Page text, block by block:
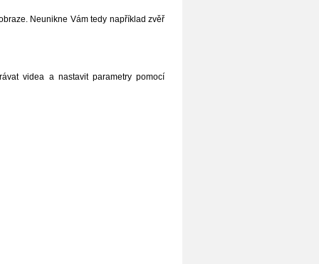
Neunikne Vám tedy například zvěř
videa a nastavit parametry pomocí